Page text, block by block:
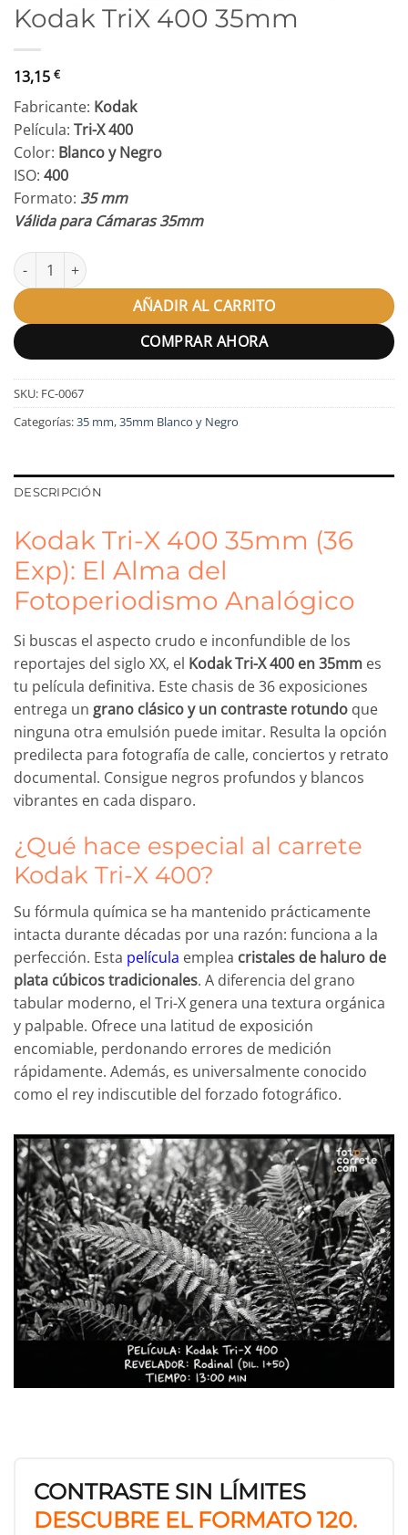
Kodak TriX 400 35mm
13,15 €
Fabricante: Kodak
Película: Tri-X 400
Color: Blanco y Negro
ISO: 400
Formato: 35 mm
Válida para Cámaras 35mm
Kodak TriX 400 35mm cantidad
AÑADIR AL CARRITO
COMPRAR AHORA
SKU: FC-0067
Categorías:35 mm,35mm Blanco y Negro
DESCRIPCIÓN
Kodak Tri-X 400 35mm (36
Exp): El Alma del
Fotoperiodismo Analógico
Si buscas el aspecto crudo e inconfundible de los
reportajes del siglo XX, el Kodak Tri-X 400 en 35mm es
tu película definitiva. Este chasis de 36 exposiciones
entrega un grano clásico y un contraste rotundo que
ninguna otra emulsión puede imitar. Resulta la opción
predilecta para fotografía de calle, conciertos y retrato
documental. Consigue negros profundos y blancos
vibrantes en cada disparo.
¿Qué hace especial al carrete
Kodak Tri-X 400?
Su fórmula química se ha mantenido prácticamente
intacta durante décadas por una razón: funciona a la
perfección. Esta película emplea cristales de haluro de
plata cúbicos tradicionales. A diferencia del grano
tabular moderno, el Tri-X genera una textura orgánica
y palpable. Ofrece una latitud de exposición
encomiable, perdonando errores de medición
rápidamente. Además, es universalmente conocido
como el rey indiscutible del forzado fotográfico.
CONTRASTE SIN LÍMITES
DESCUBRE EL FORMATO 120.